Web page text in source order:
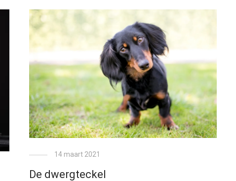
14 maart 2021
De dwergteckel